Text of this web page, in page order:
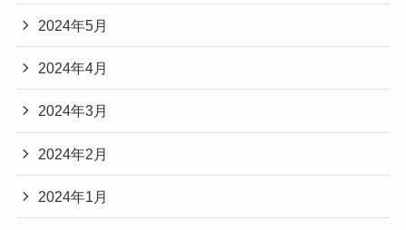
2024年5月
2024年4月
2024年3月
2024年2月
2024年1月